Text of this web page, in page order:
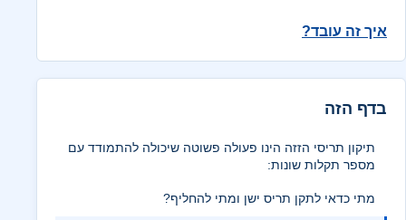
בדף הזה
תיקון תריסי הזזה הינו פעולה פשוטה שיכולה להתמודד עם
מספר תקלות שונות:
מתי כדאי לתקן תריס ישן ומתי להחליף?
איך זה עובד?